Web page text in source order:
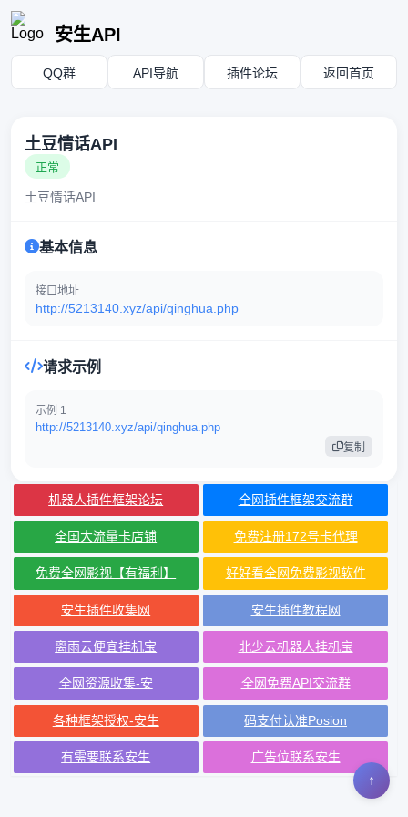
安生API
QQ群 API导航 插件论坛 返回首页
土豆情话API
正常
土豆情话API
基本信息
接口地址
http://5213140.xyz/api/qinghua.php
请求示例
示例 1
http://5213140.xyz/api/qinghua.php
复制
↑
机器人插件框架论坛 全网插件框架交流群
全国大流量卡店铺 免费注册172号卡代理
免费全网影视【有福利】 好好看全网免费影视软件
安生插件收集网 安生插件教程网
离雨云便宜挂机宝 北少云机器人挂机宝
全网资源收集-安 全网免费API交流群
各种框架授权-安生 码支付认准Posion
有需要联系安生 广告位联系安生